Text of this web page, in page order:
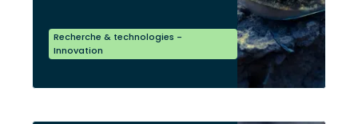
Recherche & technologies -
Innovation